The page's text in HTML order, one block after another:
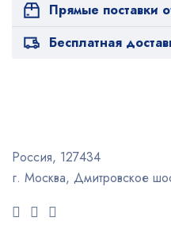
Прямые поставки
Бесплатная
Россия, 127434
г. Москва, Дмитровское